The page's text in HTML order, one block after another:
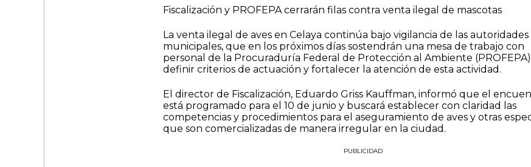
Fiscalización y PROFEPA cerrarán filas contra venta ilegal de mascotas
La venta ilegal de aves en Celaya continúa bajo vigilancia de las autoridades
municipales, que en los próximos días sostendrán una mesa de trabajo con
personal de la Procuraduría Federal de Protección al Ambiente
definir criterios de actuación y fortalecer la atención de esta actividad.
El director de Fiscalización, Eduardo Griss Kauffman, informó que el
está programado para el 10 de junio y buscará establecer con claridad las
competencias y procedimientos para el aseguramiento de aves y otras
que son comercializadas de manera irregular en la ciudad.
PUBLICIDAD